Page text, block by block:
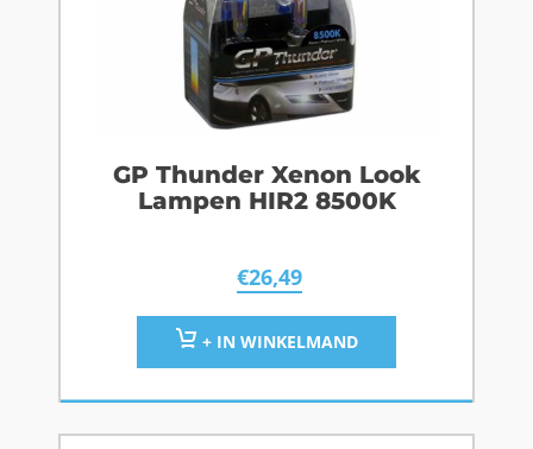
GP Thunder Xenon Look
Lampen HIR2 8500K
€26,49
+ IN WINKELMAND